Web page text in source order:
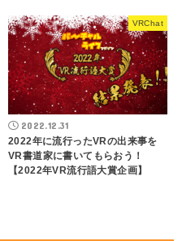
VRChat
2022.12.31
2022年に流行ったVRの出来事を
VR書道家に書いてもらおう！
【2022年VR流行語大賞企画】